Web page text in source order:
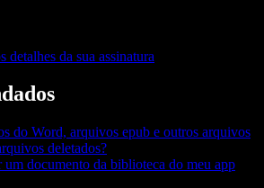
detalhes da sua assinatura
do Word, arquivos epub e outros arquivos
deletados?
documento da biblioteca do meu app